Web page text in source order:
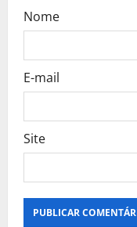
Nome
E-mail
Site